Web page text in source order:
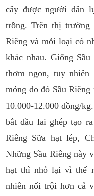
cây được người dân
trồng. Trên thị trường
Riêng và mỗi loại có
khác nhau. Giống
thơm ngon, tuy
mỏng do đó Sầu
10.000-12.000 đồng/
bắt đầu lai ghép tạo
Riêng Sữa hạt lép,
Những Sầu Riêng này
hạt thì nhỏ lại vì thế
nhiên nổi trội hơn cả